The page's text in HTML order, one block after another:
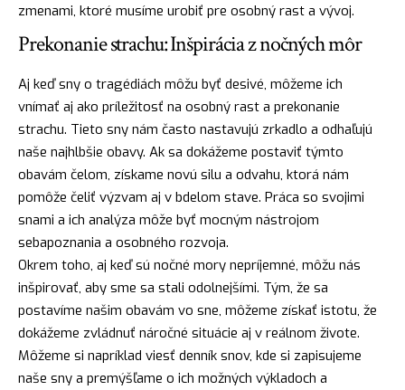
zmenami, ktoré musíme urobiť pre osobný rast a vývoj.
Prekonanie strachu: Inšpirácia z nočných môr
Aj keď sny o tragédiách môžu byť desivé, môžeme ich
vnímať aj ako príležitosť na osobný rast a prekonanie
strachu. Tieto sny nám často nastavujú zrkadlo a odhaľujú
naše najhlbšie obavy. Ak sa dokážeme postaviť týmto
obavám čelom, získame novú silu a odvahu, ktorá nám
pomôže čeliť výzvam aj v bdelom stave. Práca so svojimi
snami a ich analýza môže byť mocným nástrojom
sebapoznania a osobného rozvoja.
Okrem toho, aj keď sú nočné mory nepríjemné, môžu nás
inšpirovať, aby sme sa stali odolnejšími. Tým, že sa
postavíme našim obavám vo sne, môžeme získať istotu, že
dokážeme zvládnuť náročné situácie aj v reálnom živote.
Môžeme si napríklad viesť denník snov, kde si zapisujeme
naše sny a premýšľame o ich možných výkladoch a